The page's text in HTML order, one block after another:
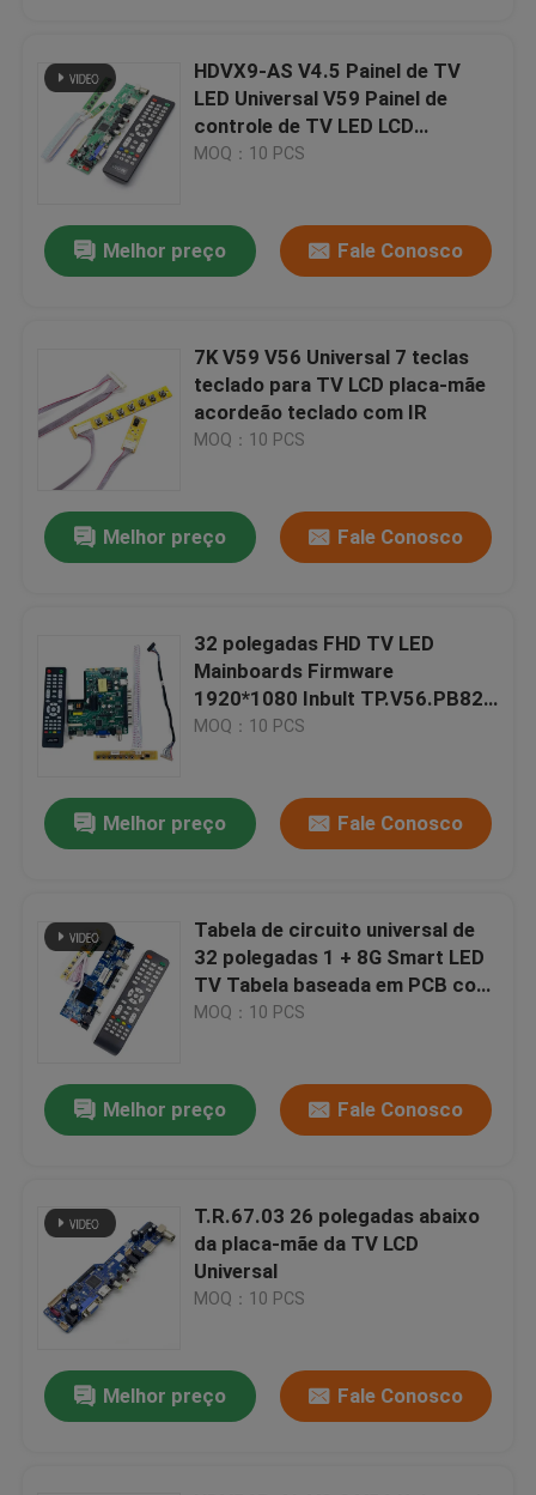
Início
Sobre Nós
Visita à Fábrica
Controle de Qualidade
Contacte-nos
Notícias
Casos
Módulo da placa do amplificador
Módulo de fonte de alimentação
módulo audio do bluetooth
Amplificador da casa
jogador do carro
Partes de televisores LED
HDVX9-AS V4.5 Painel de TV
LED Universal V59 Painel de
controle de TV LED LCD
Universal
MOQ：10 PCS
Melhor preço Fale Conosco
7K V59 V56 Universal 7 teclas
teclado para TV LCD placa-mãe
acordeão teclado com IR
MOQ：10 PCS
Melhor preço Fale Conosco
32 polegadas FHD TV LED
Mainboards Firmware
1920*1080 Inbult TP.V56.PB826
Para televisão LG
MOQ：10 PCS
Melhor preço Fale Conosco
Tabela de circuito universal de
32 polegadas 1 + 8G Smart LED
TV Tabela baseada em PCB com
tensão de 12V
MOQ：10 PCS
Melhor preço Fale Conosco
T.R.67.03 26 polegadas abaixo
da placa-mãe da TV LCD
Universal
MOQ：10 PCS
Melhor preço Fale Conosco